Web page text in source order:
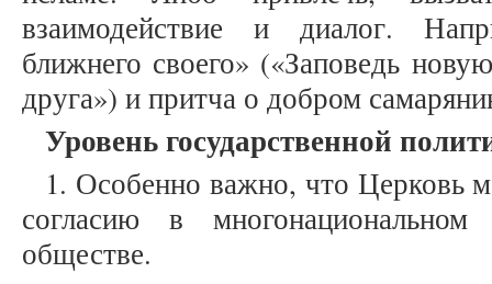
взаимодействие и диалог.
ближнего своего» («Заповедь
друга») и притча о добром
Уровень государственной
1. Особенно важно, что Церковь
согласию в многонациональном
обществе.